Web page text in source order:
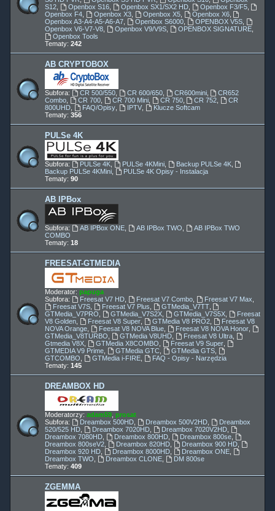
S12
Openbox S16, Openbox SX1/SX2 HD, Openbox F3/F5,
Openbox F4
Openbox X3, Openbox X5, Openbox X6,
Openbox A3-A4-A5-A6-A7
Openbox S6000, OPENBOX V5S,
Openbox V6-V7-V8
Openbox V9/V9S, OPENBOX SIGNATURE,
Openbox Tools
Tematy: 242
AB CRYPTOBOX
Subfora: CR 500/550, CR 600/650, CR600mini,
CR652
Combo
CR 700, CR 700 Mini, CR 750, CR 752
CR
800UHD
FAQ/Opisy, IPTV,
Klucze Softcam
Tematy: 356
PULSe 4K
Subfora: PULSe 4K, PULSe 4KMini, Backup PULSe 4K,
Backup PULSe 4KMini
PULSe 4K Opisy - Instalacja
Tematy: 90
AB IPBox
Subfora: AB IPBox ONE, AB IPBox TWO
AB IPBox TWO
COMBO
Tematy: 18
FREESAT-GTMEDIA
Moderator: papuga
Subfora:
Freesat V7 HD, Freesat V7 Combo, Freesat V7 Max
Freesat V7S, Freesat V7 Plus GTMedia_V7TT,
GTMedia_V7PRO
GTMedia_V7S2X, GTMedia_V7S5X,
Freesat
V8 Golden
Freesat V8 Super, GTMedia V8 PRO2,
Freesat V8
NOVA Orange
Feesat V8 NOVA Blue, Freesat V8 NOVA Honor,
GTMedia_V8TURBO
GTMedia V8UHD, Freesat V8 Ultra,
Gtmedia V8X
GTMedia X8COMBO Freesat V9 Super,
GTMEDIA V9 Prime
GTMedia GTC, GTMedia GTS,
GTCOMBO
GTMedia i-FIRE,
FAQ - Opisy - Narzędzia
Tematy: 145
DREAMBOX HD
Moderatorzy: adam59 prosat
Subfora:
Dreambox 500HD, Dreambox 500V2HD,
Dreambox
520/525 HD
Dreambox 7020HD, Dreambox 7020V2HD,
Dreambox 7080HD
Dreambox 800HD, Dreambox 800se,
Dreambox 800seV2
Dreambox 820HD, Dreambox 900 HD,
Dreambox 920 HD
Dreambox 8000HD, Dreambox ONE,
Dreambox TWO
Dreambox CLONE,
DM 800se
Tematy: 409
ZGEMMA